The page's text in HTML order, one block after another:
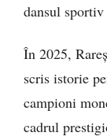
dansul
În 2025,
scris istorie
campioni
cadrul